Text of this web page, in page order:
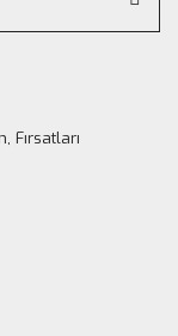
Fırsatları